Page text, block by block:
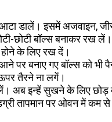
डालें। इसमें अजवाइन,
छोटी बॉल्स बनाकर रख लें।
के लिए रख दें।
पर बनाए गए बॉल्स को भी
तैरने ना लगें।
अब इन्हें सुखने के लिए छोड़
तापमान पर ओवन में